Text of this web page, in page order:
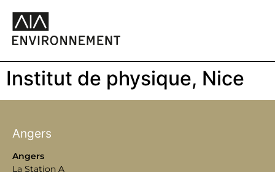
Institut de physique, Nice
Angers
Angers
La Station A